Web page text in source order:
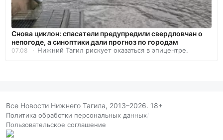
Снова циклон: спасатели предупредили свердловчан о
непогоде, а синоптики дали прогноз по городам
07.08 Нижний Тагил рискует оказаться в эпицентре.
Все Новости Нижнего Тагила, 2013–2026. 18+
Политика обработки персональных данных/
Пользовательское соглашение